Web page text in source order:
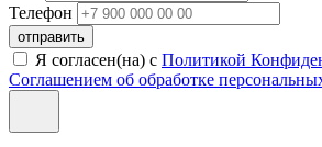
Телефон
отправить
Я согласен(на) с Политикой
Соглашением об обработке